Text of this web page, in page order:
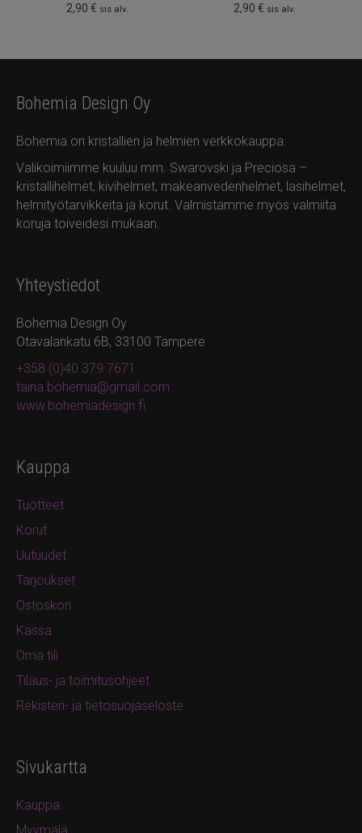
2,90€ sis alv. 2,90 € sis alv.
Bohemia Design Oy
Bohemia on kristallien ja helmien verkkokauppa.
Valikoimiimme kuuluu mm. Swarovski ja Preciosa –
kristallihelmet, kivihelmet, makeanvedenhelmet, lasihelmet,
helmityötarvikkeita ja korut. Valmistamme myös valmiita
koruja toiveidesi mukaan.
Yhteystiedot
Bohemia Design Oy
Otavalankatu 6B, 33100 Tampere
+358 (0)40 379 7671
taina.bohemia@gmail.com
www.bohemiadesign.fi
Kauppa
Tuotteet
Korut
Uutuudet
Tarjoukset
Ostoskori
Kassa
Oma tili
Tilaus- ja toimitusohjeet
Rekisteri- ja tietosuojaseloste
Sivukartta
Kauppa
Myymälä